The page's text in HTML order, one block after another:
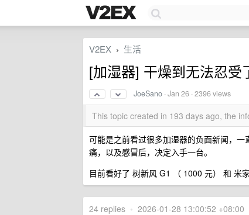
V2EX › 生活
[加湿器] 干燥到无法忍受
JoeSano ·Jan 26 · 2396 views
This topic created in 193 days ago, the
可能是之前看过很多加湿器的负面新闻，
痛，以及感冒后，决定入手一台。
目前看好了 树新风 G1 （ 1000 元） 和 米
24 replies • 2026-01-28 13:00:52 +08:00